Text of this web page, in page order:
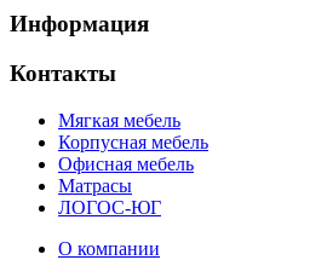
Информация
Контакты
Мягкая мебель
Корпусная мебель
Офисная мебель
Матрасы
ЛОГОС-ЮГ
О компании